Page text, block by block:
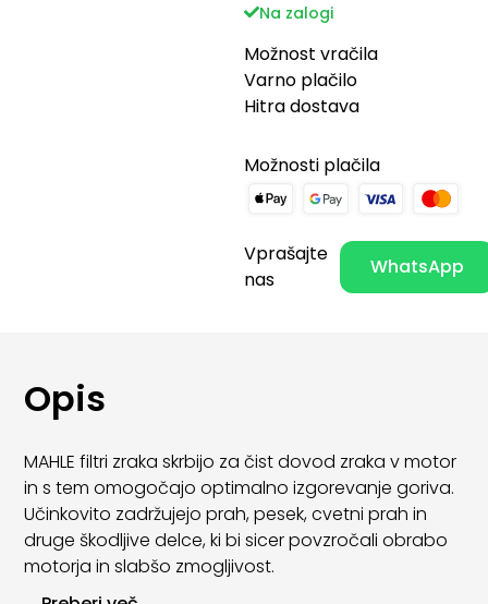
Na zalogi
Možnost vračila
Varno plačilo
Hitra dostava
Možnosti plačila
Vprašajte
nas
WhatsApp
Opis
MAHLE filtri zraka skrbijo za čist dovod zraka v motor
in s tem omogočajo optimalno izgorevanje goriva.
Učinkovito zadržujejo prah, pesek, cvetni prah in
druge škodljive delce, ki bi sicer povzročali obrabo
motorja in slabšo zmogljivost.